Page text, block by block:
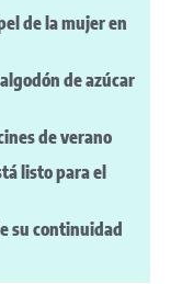
de la mujer en
de azúcar
de verano
listo para el
su continuidad